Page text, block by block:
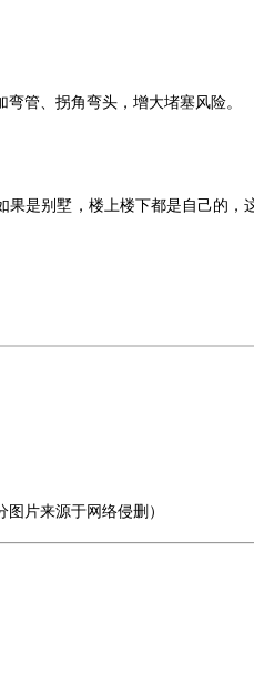
管、拐角弯头，增大堵塞风险。
是别墅，楼上楼下都是自己的，
片来源于网络侵删）